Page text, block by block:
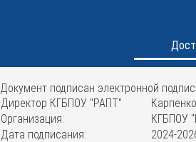
Документ подписан электронной
Директор КГБПОУ "РАПТ"
Организация:
КГБПОУ
Дата подписания:
2024-